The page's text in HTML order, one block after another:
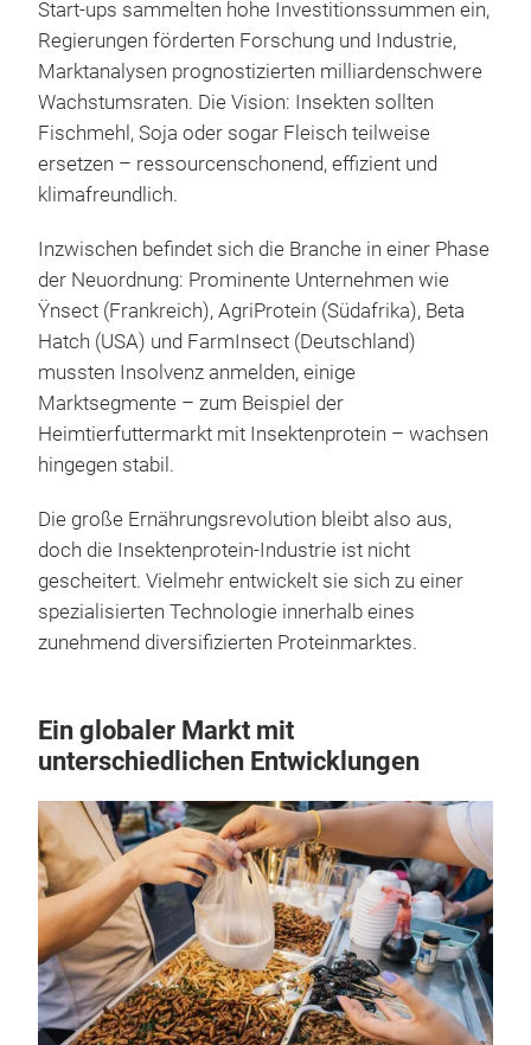
Start-ups sammelten hohe Investitionssummen ein,
Regierungen förderten Forschung und Industrie,
Marktanalysen prognostizierten milliardenschwere
Wachstumsraten. Die Vision: Insekten sollten
Fischmehl, Soja oder sogar Fleisch teilweise
ersetzen – ressourcenschonend, effizient und
klimafreundlich.
Inzwischen befindet sich die Branche in einer Phase
der Neuordnung: Prominente Unternehmen wie
Ÿnsect (Frankreich), AgriProtein (Südafrika), Beta
Hatch (USA) und FarmInsect (Deutschland)
mussten Insolvenz anmelden, einige
Marktsegmente – zum Beispiel der
Heimtierfuttermarkt mit Insektenprotein – wachsen
hingegen stabil.
Die große Ernährungsrevolution bleibt also aus,
doch die Insektenprotein-Industrie ist nicht
gescheitert. Vielmehr entwickelt sie sich zu einer
spezialisierten Technologie innerhalb eines
zunehmend diversifizierten Proteinmarktes.
Ein globaler Markt mit
unterschiedlichen Entwicklungen